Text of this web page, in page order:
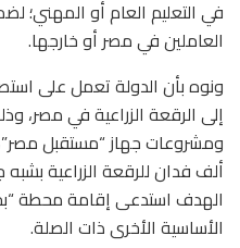
في التعليم العام أو المهني؛
العاملين في مصر أو خارجها.
إلى الرقعة الزراعية في مصر،
ألف فدان للرقعة الزراعية
الهدف استدعى إقامة محطة
الأساسية الأخرى ذات الصلة.